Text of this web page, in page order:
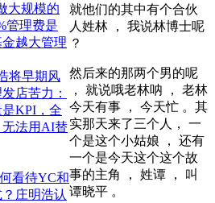
大规模的
管理费是
越大管理
将早期风
店苦力：
KPI，全
法用AI替
看待YC和
庄明浩认
就他们的其中有个合伙
人姓林 ， 我说林博士呢
？
然后来的那两个男的呢
， 就说哦老林呐 ， 老林
今天有事 ， 今天忙 。其
实那天来了三个人， 一
个是这个小姑娘 ， 还有
一个是今天这个这个故
事的主角 ， 姓谭 ， 叫
谭晓平 。